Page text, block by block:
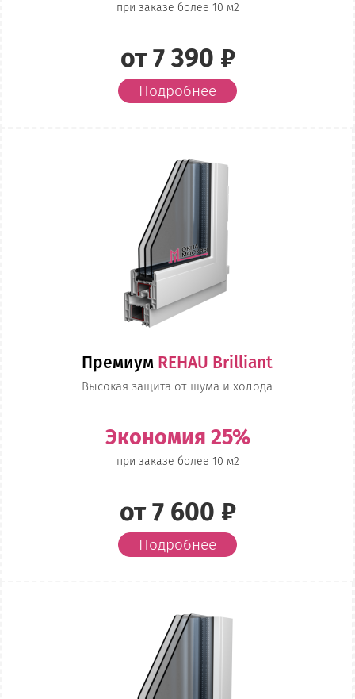
при заказе более 10 м2
от 7 390 ₽
Подробнее
Премиум REHAU Brilliant
Высокая защита от шума и холода
Экономия 25%
при заказе более 10 м2
от 7 600 ₽
Подробнее